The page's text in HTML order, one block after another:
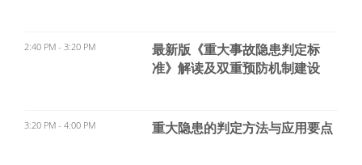
2:40 PM - 3:20 PM
最新版《重大事故隐患判定标
准》解读及双重预防机制建设
3:20 PM - 4:00 PM 重大隐患的判定方法与应用要点